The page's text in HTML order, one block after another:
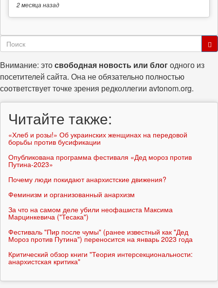
2 месяцаназад
Форма
поиска
Внимание: этосвободная новость или блогодного из
посетителей сайта. Она не обязательно полностью
соответствует точке зрения редколлегии avtonom.org.
Читайте также:
«Хлеб и розы!» Об украинских женщинах на передовой
борьбы против бусификации
Опубликована программа фестиваля «Дед мороз против
Путина-2023»
Почему люди покидают анархистские движения?
Феминизм и организованный анархизм
За что на самом деле убили неофашиста Максима
Марцинкевича ("Тесака")
Фестиваль "Пир после чумы" (ранее известный как "Дед
Мороз против Путина") переносится на январь 2023 года
Критический обзор книги "Теория интерсекциональности:
анархистская критика"